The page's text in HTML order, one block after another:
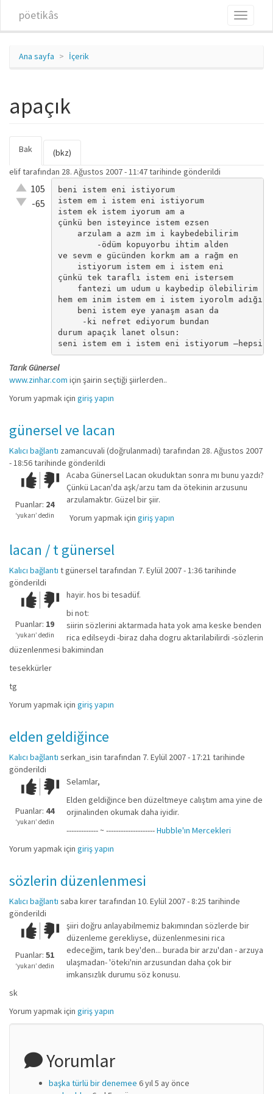
pöetikâs
Toggle
Ana sayfa İçerik
apaçık
Birincil sekmeler
Bak
sekme)
(bkz)
eliftarafından 28. Ağustos 2007 - 11:47 tarihinde gönderildi
Çok iyi!
105
O kadar
-65
beni istem eni istiyorum
istem em i istem eni istiyorum
istem ek istem iyorum am a
çünkü ben isteyince istem ezsen
    arzulam a azm im i kaybedebilirim
        -ödüm kopuyorbu ihtim alden
ve sevm e gücünden korkm am a rağm en
    istiyorum istem em i istem eni
çünkü tek taraflı istem eni istersem
    fantezi um udum u kaybedip ölebilirim
hem em inim istem em i istem iyorolm
    beni istem eye yanaşm asan da
     -ki nefret ediyorum bundan
durum apaçık lanet olsun:
seni istem em i istem eni istiyorum –hepsi
Tarık Günersel
www.zinhar.com için şairin seçtiği şiirlerden..
Yorum yapmak için giriş yapın
günersel ve lacan
Kalıcı bağlantı zamancuvali (doğrulanmadı) tarafından 28. Ağustos 2007
- 18:56 tarihinde gönderildi
Çok iyi!O
kadar
iyi
değil!
Puanlar: 24
‘yukarı’ dedin
Acaba Günersel Lacan okuduktan sonra mı bunu yazdı?
Çünkü Lacan'da aşk/arzu tam da ötekinin arzusunu
arzulamaktır. Güzel bir şiir.
Yorum yapmak için giriş yapın
lacan / t günersel
Kalıcı bağlantı t günerseltarafından 7. Eylül 2007 - 1:36 tarihinde
gönderildi
Çok iyi!O
kadar
iyi
değil!
Puanlar: 19
‘yukarı’ dedin
hayir. hos bi tesadüf.
bi not:
siirin sözlerini aktarmada hata yok ama keske benden
rica edilseydi -biraz daha dogru aktarilabilirdi -sözlerin
düzenlenmesi bakimindan
tesekkürler
tg
Yorum yapmak için giriş yapın
elden geldiğince
Kalıcı bağlantı serkan_isin tarafından 7. Eylül 2007 - 17:21 tarihinde
gönderildi
Çok iyi!O
kadar
iyi
değil!
Puanlar: 44
‘yukarı’ dedin
Selamlar,
Elden geldiğince ben düzeltmeye calıştım ama yine de
orjinalinden okumak daha iyidir.
------------- ~ --------------------Hubble'ın Mercekleri
Yorum yapmak için giriş yapın
sözlerin düzenlenmesi
Kalıcı bağlantı saba kırertarafından 10. Eylül 2007 - 8:25 tarihinde
gönderildi
Çok iyi!O
kadar
iyi
değil!
Puanlar: 51
‘yukarı’ dedin
şiiri doğru anlayabilmemiz bakımından sözlerde bir
düzenleme gerekliyse, düzenlenmesini rica
edeceğim, tarık bey'den... burada bir arzu'dan - arzuya
ulaşmadan- 'öteki'nin arzusundan daha çok bir
imkansızlık durumu söz konusu.
sk
Yorum yapmak için giriş yapın
Yorumlar
başka türlü bir denemee 6 yıl 5 ay önce